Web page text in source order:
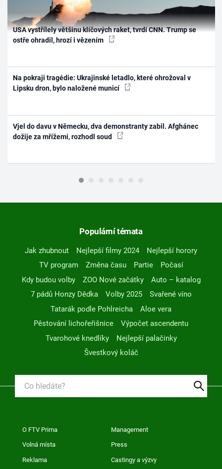
USA vystřílely většinu klíčových raket, tvrdí CNN. Trump se
ostře ohradil, hrozí i vězením
Na pokraji tragédie: Ukrajinské letadlo, které ohrožoval v
Lipsku dron, bylo naložené municí
Vjel do davu v Německu, dva demonstranty zabil. Afghánec
dožije za mřížemi, rozhodl soud
Populární témata
Jak zhubnout Nejlepší filmy 2024
Nejlepší horory
TV program
Změna času Partie
Počasí
Kdy budou volby
ZOO Nové začátky
Auto – katalog
7 pádů Honzy Dědka
Volby 2025
Svařené víno
Tatarák podle Pohlreicha
Aloe vera
Pěstování lichořeřišnice
Výpočet ascendentu
Tvarohové knedlíky
Nejlepší palačinky
Švestkový koláč
O FTV Prima Management
Volná místa Press
Reklama Castingy a výzvy